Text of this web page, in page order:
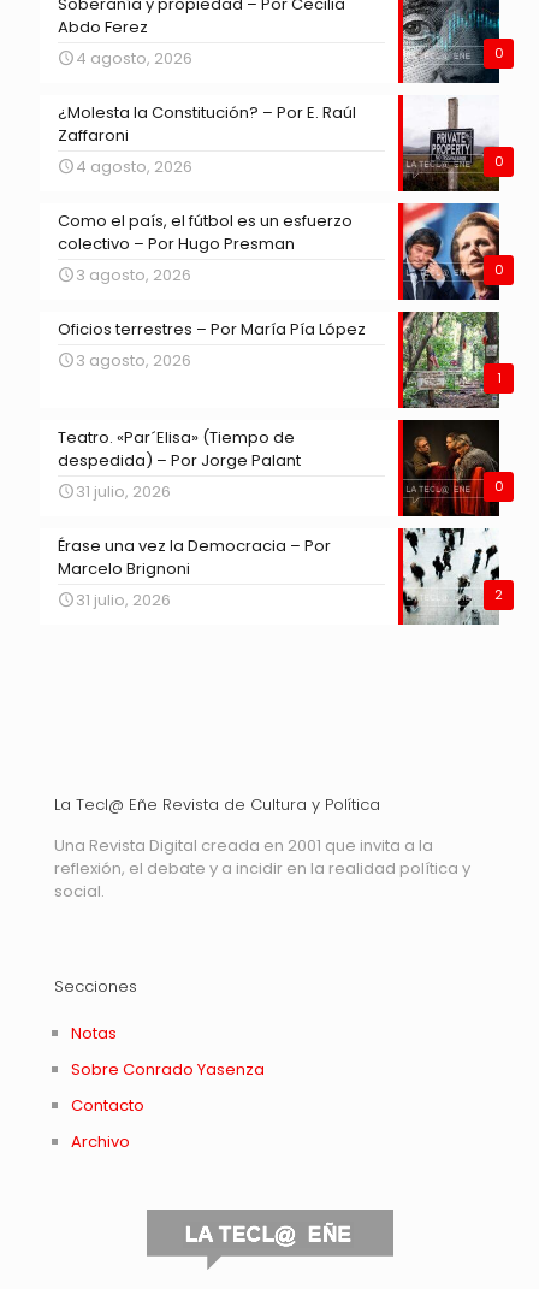
0
Abdo Ferez
4 agosto, 2026
0
¿Molesta la Constitución? – Por E. Raúl
Zaffaroni
4 agosto, 2026
0
Como el país, el fútbol es un esfuerzo
colectivo – Por Hugo Presman
3 agosto, 2026
1
Oficios terrestres – Por María Pía López
3 agosto, 2026
0
Teatro. «Par´Elisa» (Tiempo de
despedida) – Por Jorge Palant
31 julio, 2026
2
Érase una vez la Democracia – Por
Marcelo Brignoni
31 julio, 2026
La Tecl@ Eñe Revista de Cultura y Política
Una Revista Digital creada en 2001 que invita a la
reflexión, el debate y a incidir en la realidad política y
social.
Secciones
Notas
Sobre Conrado Yasenza
Contacto
Archivo